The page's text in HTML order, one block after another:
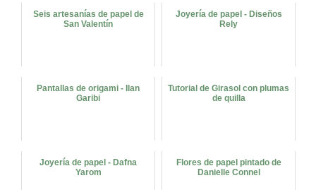
Seis artesanías de papel de
San Valentín
Joyería de papel - Diseños
Rely
Pantallas de origami - Ilan
Garibi
Tutorial de Girasol con plumas
de quilla
Joyería de papel - Dafna
Yarom
Flores de papel pintado de
Danielle Connel